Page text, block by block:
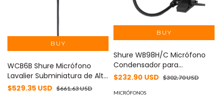
WCB6B Shure Micrófono
Lavalier Subminiatura de Alta
Gama para Teatro, Cine y
$529.35 USD $661.63 USD
Shure WB98H/C Micrófono
Condensador para
Instrumento - Versátil y de
Grabaciones Profesionales
$232.90 USD $302.70 USD
MICRÓFONOS